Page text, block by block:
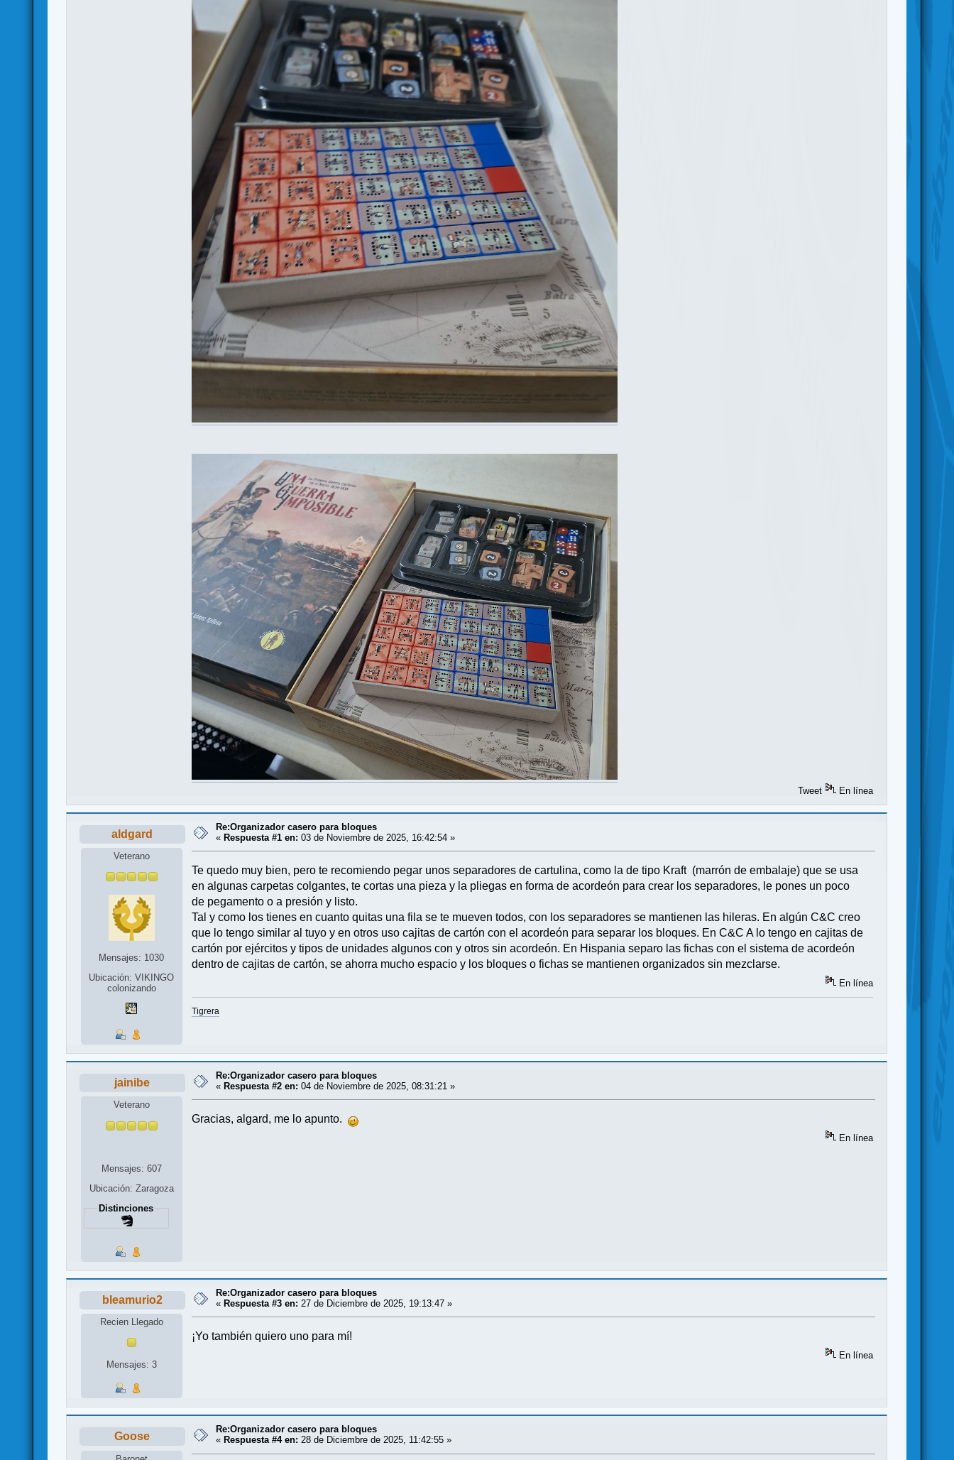
Tweet En línea
aldgard
Veterano
Mensajes: 1030
Ubicación: VIKINGO
colonizando
Re:Organizador casero para bloques
«Respuesta #1 en: 03 de Noviembre de 2025, 16:42:54 »
Te quedo muy bien, pero te recomiendo pegar unos separadores de cartulina, como la de tipo Kraft (marrón de embalaje) que se usa
en algunas carpetas colgantes, te cortas una pieza y la pliegas en forma de acordeón para crear los separadores, le pones un poco
de pegamento o a presión y listo.
Tal y como los tienes en cuanto quitas una fila se te mueven todos, con los separadores se mantienen las hileras. En algún C&C creo
que lo tengo similar al tuyo y en otros uso cajitas de cartón con el acordeón para separar los bloques. En C&C A lo tengo en cajitas de
cartón por ejércitos y tipos de unidades algunos con y otros sin acordeón. En Hispania separo las fichas con el sistema de acordeón
dentro de cajitas de cartón, se ahorra mucho espacio y los bloques o fichas se mantienen organizados sin mezclarse.
En línea
Tigrera
jainibe
Veterano
Mensajes: 607
Ubicación: Zaragoza
Distinciones
Re:Organizador casero para bloques
« Respuesta #2 en: 04 de Noviembre de 2025, 08:31:21 »
Gracias, algard, me lo apunto.
En línea
bleamurio2
Recien Llegado
Mensajes: 3
Re:Organizador casero para bloques
«Respuesta #3 en: 27 de Diciembre de 2025, 19:13:47 »
¡Yo también quiero uno para mí!
En línea
Goose
Re:Organizador casero para bloques
« Respuesta #4 en: 28 de Diciembre de 2025, 11:42:55 »